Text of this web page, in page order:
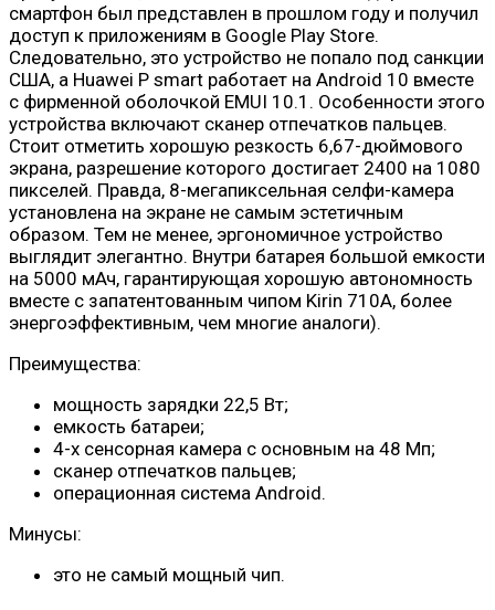
смартфон был представлен в прошлом году и получил
доступ к приложениям в Google Play Store.
Следовательно, это устройство не попало под санкции
США, а Huawei P smart работает на Android 10 вместе
с фирменной оболочкой EMUI 10.1. Особенности этого
устройства включают сканер отпечатков пальцев.
Стоит отметить хорошую резкость 6,67-дюймового
экрана, разрешение которого достигает 2400 на 1080
пикселей. Правда, 8-мегапиксельная селфи-камера
установлена ​​на экране не самым эстетичным
образом. Тем не менее, эргономичное устройство
выглядит элегантно. Внутри батарея большой емкости
на 5000 мАч, гарантирующая хорошую автономность
вместе с запатентованным чипом Kirin 710A, более
энергоэффективным, чем многие аналоги).
Преимущества:
мощность зарядки 22,5 Вт;
емкость батареи;
4-х сенсорная камера с основным на 48 Мп;
сканер отпечатков пальцев;
операционная система Android.
Минусы:
это не самый мощный чип.